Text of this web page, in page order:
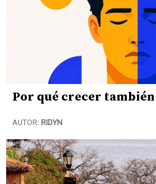
Por qué crecer
AUTOR: RIDYN